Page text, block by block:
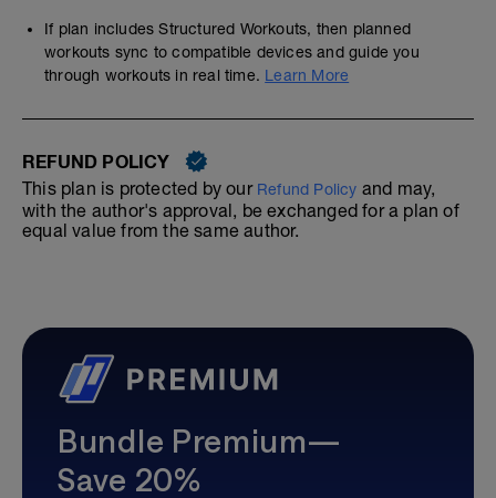
If plan includes Structured Workouts, then planned
workouts sync to compatible devices and guide you
through workouts in real time. Learn More
REFUND POLICY
This plan is protected by our Refund Policy and may,
with the author's approval, be exchanged for a plan of
equal value from the same author.
Bundle Premium—
Save 20%